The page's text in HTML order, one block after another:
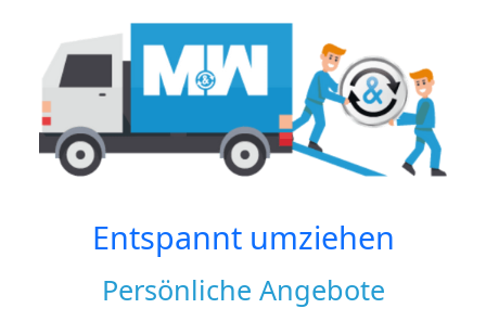
Entspannt umziehen
Persönliche Angebote